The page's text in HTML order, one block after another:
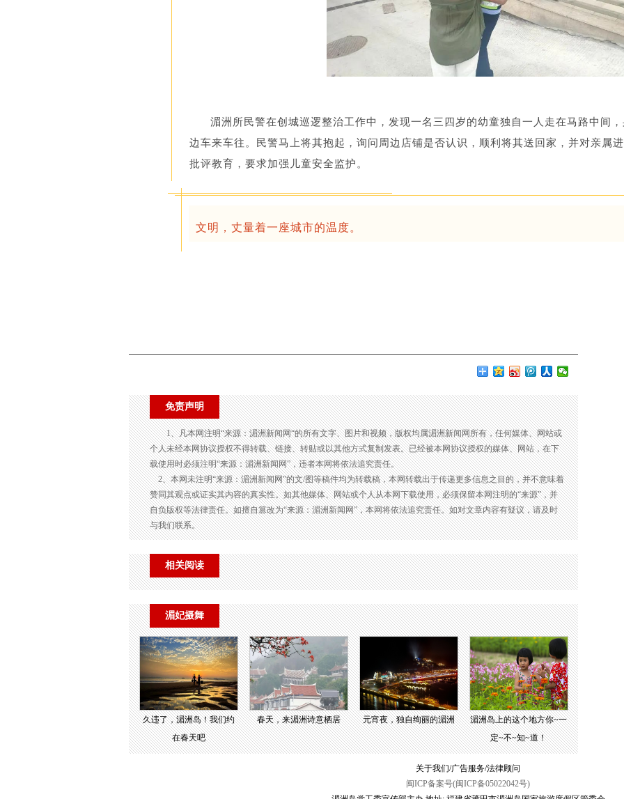
湄洲所民警在创城巡逻整治工作中，发现一名三四岁的幼童独自一人走在马路中间
边车来车往。民警马上将其抱起，询问周边店铺是否认识，顺利将其送回家，并对亲属
批评教育，要求加强儿童安全监护。
文明，丈量着一座城市的温度。
免责声明
1、凡本网注明“来源：湄洲新闻网“的所有文字、图片和视频，版权均属湄洲新闻网所有，任何媒体、网站或
个人未经本网协议授权不得转载、链接、转贴或以其他方式复制发表。已经被本网协议授权的媒体、网站，在下
载使用时必须注明“来源：湄洲新闻网”，违者本网将依法追究责任。
2、本网未注明“来源：湄洲新闻网”的文/图等稿件均为转载稿，本网转载出于传递更多信息之目的，并不意味着
赞同其观点或证实其内容的真实性。如其他媒体、网站或个人从本网下载使用，必须保留本网注明的“来源”，并
自负版权等法律责任。如擅自篡改为“来源：湄洲新闻网”，本网将依法追究责任。如对文章内容有疑议，请及时
与我们联系。
相关阅读
湄妃摄舞
久违了，湄洲岛！我们约
在春天吧
春天，来湄洲诗意栖居 元宵夜，独自绚丽的湄洲
湄洲岛上的这个地方你~一
定~不~知~道！
关于我们/广告服务/法律顾问
闽ICP备案号(闽ICP备05022042号)